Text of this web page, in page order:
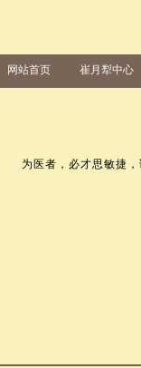
网站首页 崔月犁中心
为医者，必才思敏捷，